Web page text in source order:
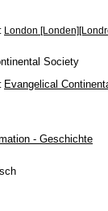
London
Society
Evangelical
- Geschichte